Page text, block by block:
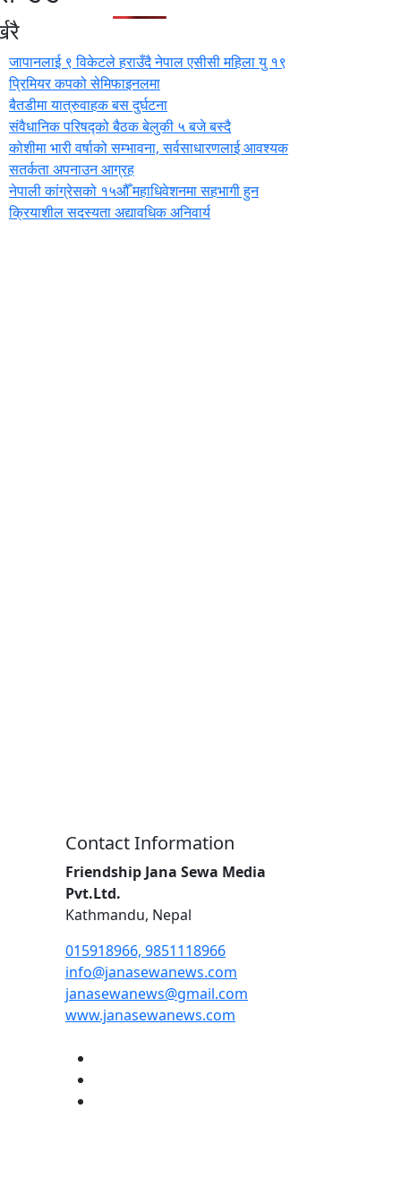
जापानलाई ९ विकेटले हराउँदै नेपाल एसीसी महिला यु १९
प्रिमियर कपको सेमिफाइनलमा
बैतडीमा यात्रुवाहक बस दुर्घटना
संवैधानिक परिषद्को बैठक बेलुकी ५ बजे बस्दै
कोशीमा भारी वर्षाको सम्भावना, सर्वसाधारणलाई आवश्यक
सतर्कता अपनाउन आग्रह
नेपाली कांग्रेसको १५औँ महाधिवेशनमा सहभागी हुन
क्रियाशील सदस्यता अद्यावधिक अनिवार्य
Contact Information
Friendship Jana Sewa Media
Pvt.Ltd.
Kathmandu, Nepal
015918966, 9851118966
info@janasewanews.com
janasewanews@gmail.com
www.janasewanews.com